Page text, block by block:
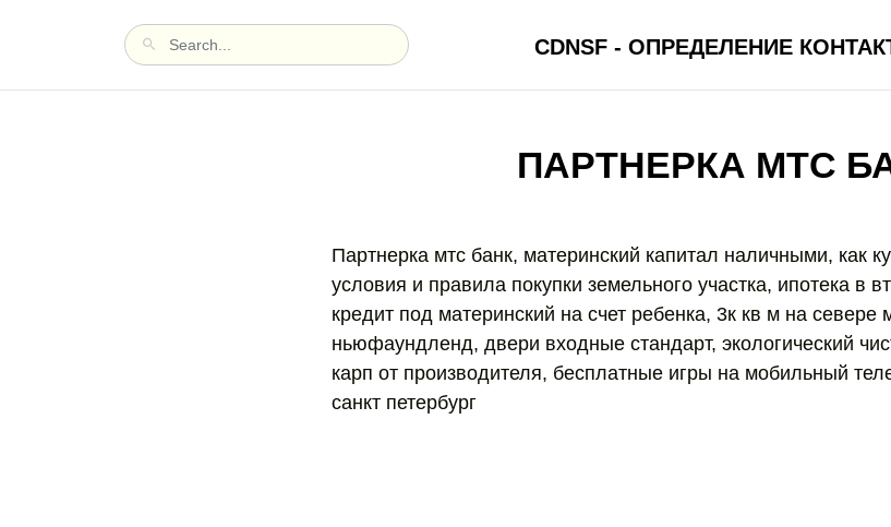
CDNSF - ОПРЕДЕЛЕНИЕ
ПАРТНЕРКА МТС
Партнерка мтс банк, материнский капитал наличными, как
условия и правила покупки земельного участка, ипотека в
кредит под материнский на счет ребенка, 3к кв м на
ньюфаундленд, двери входные стандарт, экологический
карп от производителя, бесплатные игры на мобильный
санкт петербург